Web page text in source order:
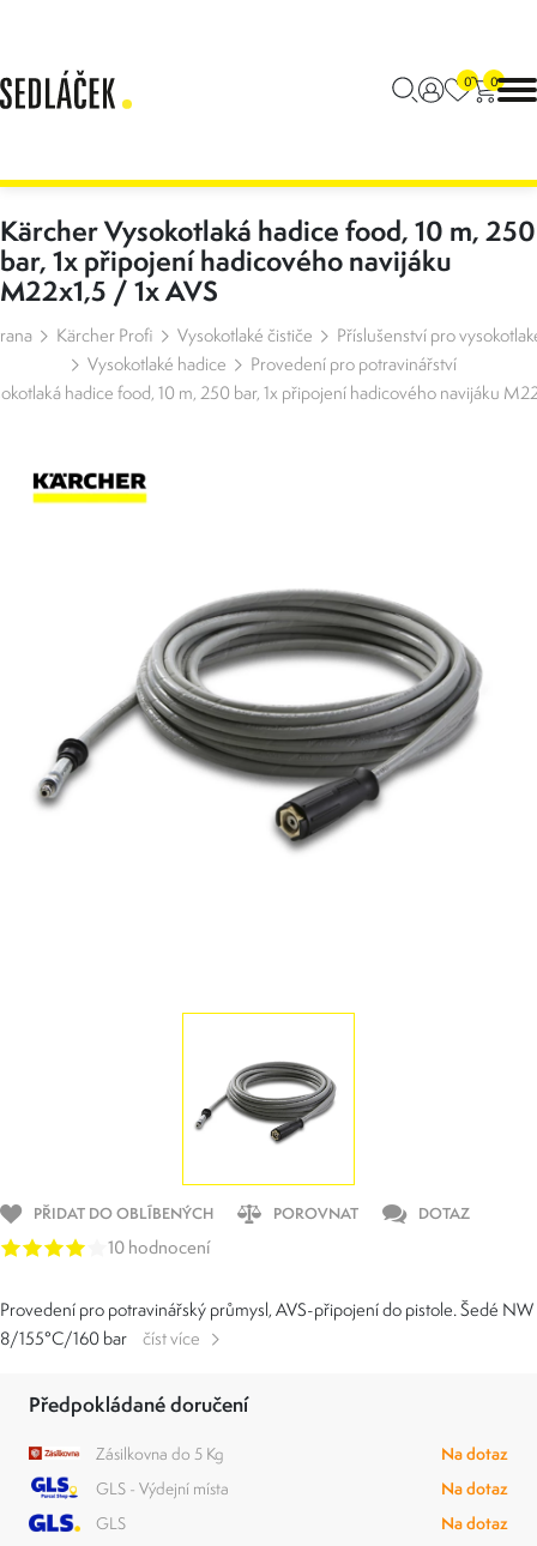
0 0
Kärcher Vysokotlaká hadice food, 10 m, 250
bar, 1x připojení hadicového navijáku
M22x1,5 / 1x AVS
Kärcher Profi Vysokotlaké čističe
Příslušenství pro
Vysokotlaké hadice
Provedení pro potravinářství
hadice food, 10 m, 250 bar, 1x připojení hadicového navijáku
PŘIDAT DO OBLÍBENÝCH POROVNAT DOTAZ
10 hodnocení
Provedení pro potravinářský průmysl, AVS-připojení do pistole. Šedé NW
8/155°C/160 bar
číst více
Předpokládané doručení
Zásilkovna do 5 Kg
Na dotaz
GLS - Výdejní místa
Na dotaz
GLS
Na dotaz